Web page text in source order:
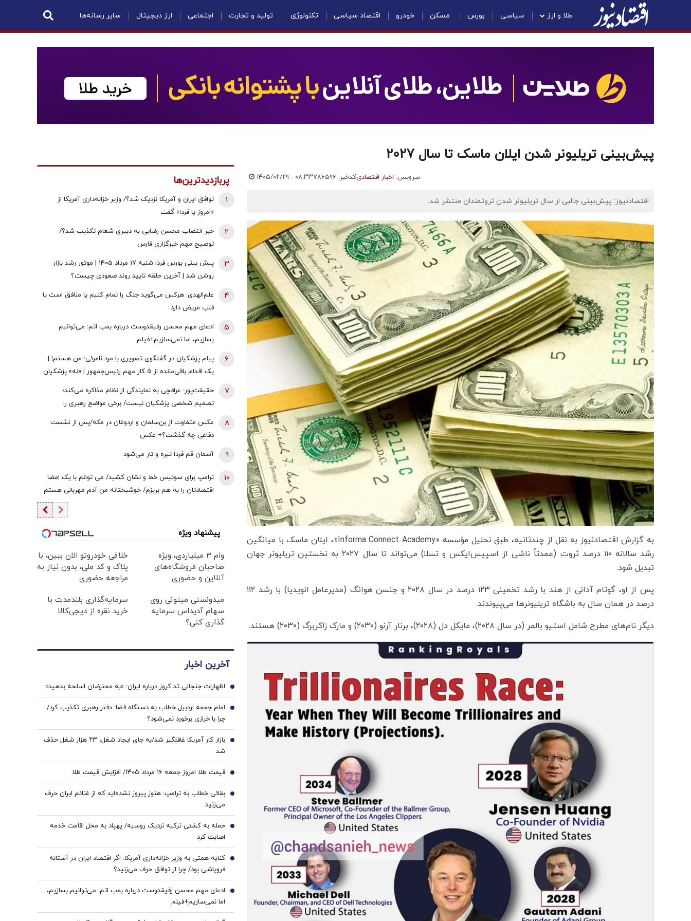
طلا و ارز سیاسی بورس مسکن خودرو اقتصاد سیاسی تکنولوژی تولید و تجارت اجتماعی ارز دیجیتال سایر رسانه‌ها
پیش‌بینی تریلیونر شدن ایلان ماسک تا سال 2027
سرویس: اخبار اقتصادیکدخبر: ۷۸۶۵۹۶ ۱۴۰۵/۰۲/۲۹ - ۰۸:۳۳
اقتصادنیوز: پیش‌بینی جالبی ار سال تریلیونر شدن ثروتمندان منتشر شد.
به گزارش اقتصادنیوز به نقل از چندثانیه، طبق تحلیل مؤسسه «Informa Connect Academy»، ایلان ماسک با میانگین
رشد سالانه ۱۱۰ درصد ثروت (عمدتاً ناشی از اسپیس‌ایکس و تسلا) می‌تواند تا سال ۲۰۲۷ به نخستین تریلیونر جهان
تبدیل شود.
پس از او، گوتام آدانی از هند با رشد تخمینی ۱۲۳ درصد در سال ۲۰۲۸ و جنسن هوانگ (مدیرعامل انویدیا) با رشد ۱۱۲
درصد در همان سال به باشگاه تریلیونرها می‌پیوندند.
دیگر نام‌های مطرح شامل استیو بالمر (در سال ۲۰۲۸)، مایکل دل (۲۰۲۸)، برنار آرنو (۲۰۳۰) و مارک زاکربرگ (۲۰۳۰) هستند.
پربازدیدترین‌ها
توافق ایران و آمریکا نزدیک شد؟/ وزیر خزانه‌داری آمریکا از
«امروز یا فردا» گفت
1
خبر انتصاب محسن رضایی به دبیری شعام تکذیب شد؟/
توضیح مهم خبرگزاری فارس
2
پیش بینی بورس فردا شنبه 17 مرداد 1405 | موتور رشد بازار
روشن شد | آخرین حلقه تایید روند صعودی چیست؟
3
علم‌الهدی: هرکس می‌گوید جنگ را تمام کنیم یا منافق است یا
قلب مریض دارد
4
ادعای مهم محسن رفیقدوست درباره بمب اتم: می‌توانیم
بسازیم، اما نمی‌سازیم+فیلم
5
پیام پزشکیان در گفتگوی تصویری با مرد نامرئی: من هستم! |
یک اقدام باقی‌مانده از 5 کار مهم رئیس‌جمهور | «نه» پزشکیان
به مجریان گوش به فرمان جبلی و جلیلی!
6
حقیقت‌پور: عراقچی به نمایندگی از نظام مذاکره می‌کند؛
تصمیم شخصی پزشکیان نیست/ برخی مواضع رهبری را
7
عکس متفاوت از بن‌سلمان و اردوغان در مکه/پس از نشست
دفاعی چه گذشت؟+ عکس
8
آسمان قم فردا تیره و تار می‌شود 9
ترامپ برای سوئیس خط و نشان کشید/ می توانم با یک امضا
اقتصادتان را به هم بریزم/ خوشبختانه من آدم مهربانی هستم
10
پیشنهاد ویژه
وام ۳ میلیاردی، ویژه
صاحبان فروشگاه‌های
آنلاین و حضوری
خلافی خودروتو الان ببین، با
پلاک و کد ملی، بدون نیاز به
مراجعه حضوری
میدونستی میتونی روی
سهام آدیداس سرمایه
گذاری کنی؟
سرمایه‌گذاری بلندمدت با
خرید نقره از دیجی‌کالا
آخرین اخبار
اظهارات جنجالی تد کروز درباره ایران: «به معترضان اسلحه بدهید» 1
امام جمعه اردبیل خطاب به دستگاه قضا: دفتر رهبری تکذیب کرد/
چرا با خرازی برخورد نمی‌شود؟
2
بازار کار آمریکا غافلگیر شد/به جای ایجاد شغل، ۲۳ هزار شغل حذف
شد
3
قیمت طلا امروز جمعه ۱۶ مرداد ۱۴۰۵/ افزایش قیمت طلا 4
بقائی خطاب به ترامپ: هنوز پیروز نشده‌اید که از غنائم ایران حرف
می‌زنید
5
حمله به کشتی ترکیه نزدیک روسیه/ پهپاد به محل اقامت خدمه
اصابت کرد
6
کنایه همتی به وزیر خزانه‌داری آمریکا: اگر اقتصاد ایران در آستانه
فروپاشی بود/ چرا از توافق حرف می‌زنید؟
7
ادعای مهم محسن رفیقدوست درباره بمب اتم: می‌توانیم بسازیم،
اما نمی‌سازیم+فیلم
8